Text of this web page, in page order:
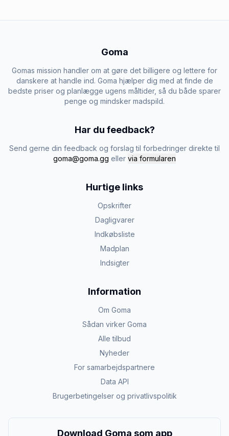
Goma
Gomas mission handler om at gøre det billigere og lettere for
danskere at handle ind. Goma hjælper dig med at finde de
bedste priser og planlægge ugens måltider, så du både sparer
penge og mindsker madspild.
Har du feedback?
Send gerne din feedback og forslag til forbedringer direkte til
goma@goma.gg eller via formularen
Hurtige links
Opskrifter
Dagligvarer
Indkøbsliste
Madplan
Indsigter
Information
Om Goma
Sådan virker Goma
Alle tilbud
Nyheder
For samarbejdspartnere
Data API
Brugerbetingelser og privatlivspolitik
Download Goma som app